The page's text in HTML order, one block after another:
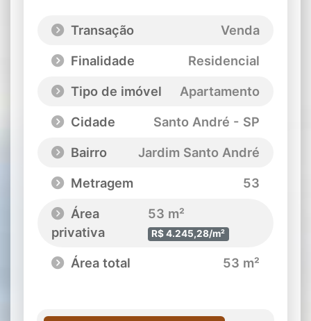
Transação
Venda
Finalidade
Residencial
Tipo de imóvel
Apartamento
Cidade
Santo André - SP
Bairro
Jardim Santo André
Metragem
53
Área
privativa
53 m²
R$ 4.245,28/m²
Área total 53 m²